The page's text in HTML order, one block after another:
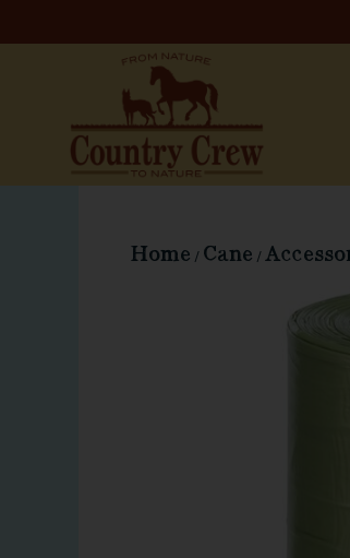
al
Home / Cane /